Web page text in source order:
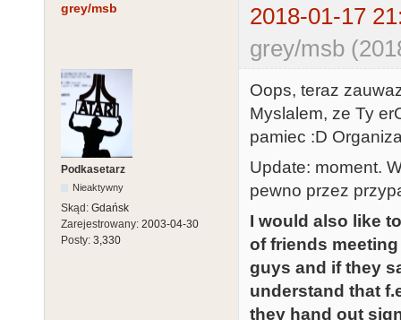
grey/msb
2018-01-17
grey/msb
Podkasetarz
Nieaktywny
Skąd: Gdańsk
Zarejestrowany: 2003-04-30
Posty: 3,330
Oops, teraz
Myslalem, ze Ty
pamiec :D
Update: moment.
pewno przez
I would also like
of friends
guys and if they
understand that
they hand out